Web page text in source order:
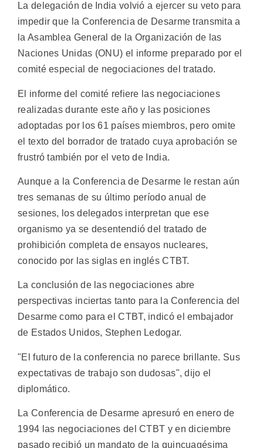
La delegación de India volvió a ejercer su veto para
impedir que la Conferencia de Desarme transmita a
la Asamblea General de la Organización de las
Naciones Unidas (ONU) el informe preparado por el
comité especial de negociaciones del tratado.
El informe del comité refiere las negociaciones
realizadas durante este año y las posiciones
adoptadas por los 61 países miembros, pero omite
el texto del borrador de tratado cuya aprobación se
frustró también por el veto de India.
Aunque a la Conferencia de Desarme le restan aún
tres semanas de su último período anual de
sesiones, los delegados interpretan que ese
organismo ya se desentendió del tratado de
prohibición completa de ensayos nucleares,
conocido por las siglas en inglés CTBT.
La conclusión de las negociaciones abre
perspectivas inciertas tanto para la Conferencia del
Desarme como para el CTBT, indicó el embajador
de Estados Unidos, Stephen Ledogar.
"El futuro de la conferencia no parece brillante. Sus
expectativas de trabajo son dudosas", dijo el
diplomático.
La Conferencia de Desarme apresuró en enero de
1994 las negociaciones del CTBT y en diciembre
pasado recibió un mandato de la quincuagésima